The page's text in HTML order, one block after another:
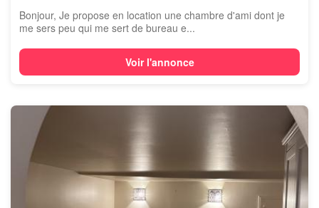
Bonjour, Je propose en location une chambre d'ami dont je
me sers peu qui me sert de bureau e...
Voir l'annonce